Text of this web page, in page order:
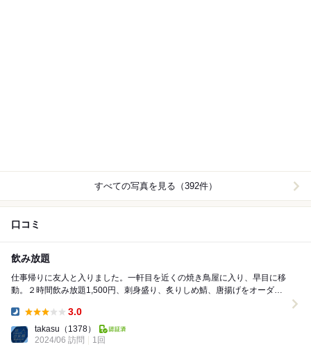
すべての写真を見る（392件）
口コミ
飲み放題
仕事帰りに友人と入りました。一軒目を近くの焼き鳥屋に入り、早目に移
動。２時間飲み放題1,500円、刺身盛り、炙りしめ鯖、唐揚げをオーダ
3.0
takasu （1378）
2024/06 訪問
1回